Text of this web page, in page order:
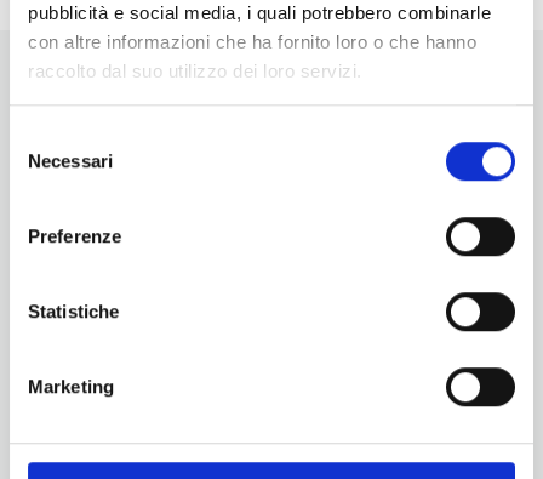
pubblicità e social media, i quali potrebbero combinarle
con altre informazioni che ha fornito loro o che hanno
raccolto dal suo utilizzo dei loro servizi.
delNecessari
Preferenze
Statistiche
Marketing
di Pisa?
Iscriviti alla nostra newsletter! Subito una sorpresa per te!
Iscriviti alla nostra Newsletter!
Servizio Promozione e Sviluppo delle Imprese
Ufficio Internazionalizzazione, Turismo e Beni Culturali